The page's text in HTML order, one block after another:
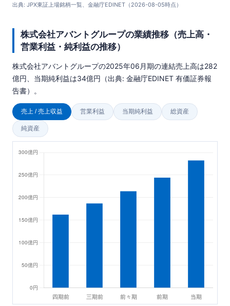
出典: JPX東証上場銘柄一覧、金融庁EDINET（2026-08-05時点）
株式会社アバントグループの業績推移（売上高・
営業利益・純利益の推移）
株式会社アバントグループの2025年06月期の連結売上高は282
億円、当期純利益は34億円（出典: 金融庁EDINET 有価証券報
告書）。
売上 / 売上収益 営業利益 当期純利益 総資産
純資産